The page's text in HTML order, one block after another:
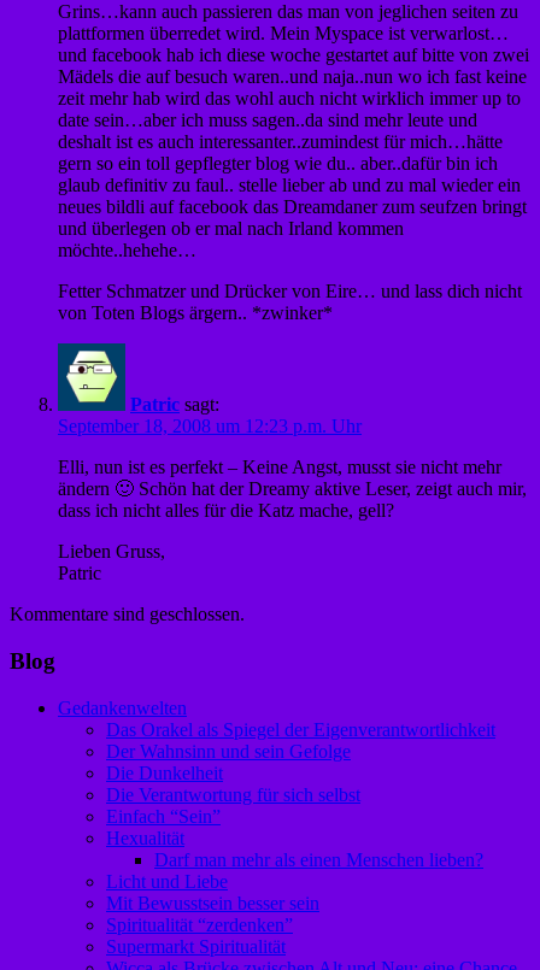
Grins…kann auch passieren das man von jeglichen seiten zu
plattformen überredet wird. Mein Myspace ist verwarlost…
und facebook hab ich diese woche gestartet auf bitte von zwei
Mädels die auf besuch waren..und naja..nun wo ich fast keine
zeit mehr hab wird das wohl auch nicht wirklich immer up to
date sein…aber ich muss sagen..da sind mehr leute und
deshalt ist es auch interessanter..zumindest für mich…hätte
gern so ein toll gepflegter blog wie du.. aber..dafür bin ich
glaub definitiv zu faul.. stelle lieber ab und zu mal wieder ein
neues bildli auf facebook das Dreamdaner zum seufzen bringt
und überlegen ob er mal nach Irland kommen
möchte..hehehe…
Fetter Schmatzer und Drücker von Eire… und lass dich nicht
von Toten Blogs ärgern.. *zwinker*
Patric sagt:
September 18, 2008 um 12:23 p.m. Uhr
Elli, nun ist es perfekt – Keine Angst, musst sie nicht mehr
ändern 🙂 Schön hat der Dreamy aktive Leser, zeigt auch mir,
dass ich nicht alles für die Katz mache, gell?
Lieben Gruss,
Patric
Kommentare sind geschlossen.
Blog
Gedankenwelten
Das Orakel als Spiegel der Eigenverantwortlichkeit
Der Wahnsinn und sein Gefolge
Die Dunkelheit
Die Verantwortung für sich selbst
Einfach “Sein”
Hexualität
Darf man mehr als einen Menschen lieben?
Licht und Liebe
Mit Bewusstsein besser sein
Spiritualität “zerdenken”
Supermarkt Spiritualität